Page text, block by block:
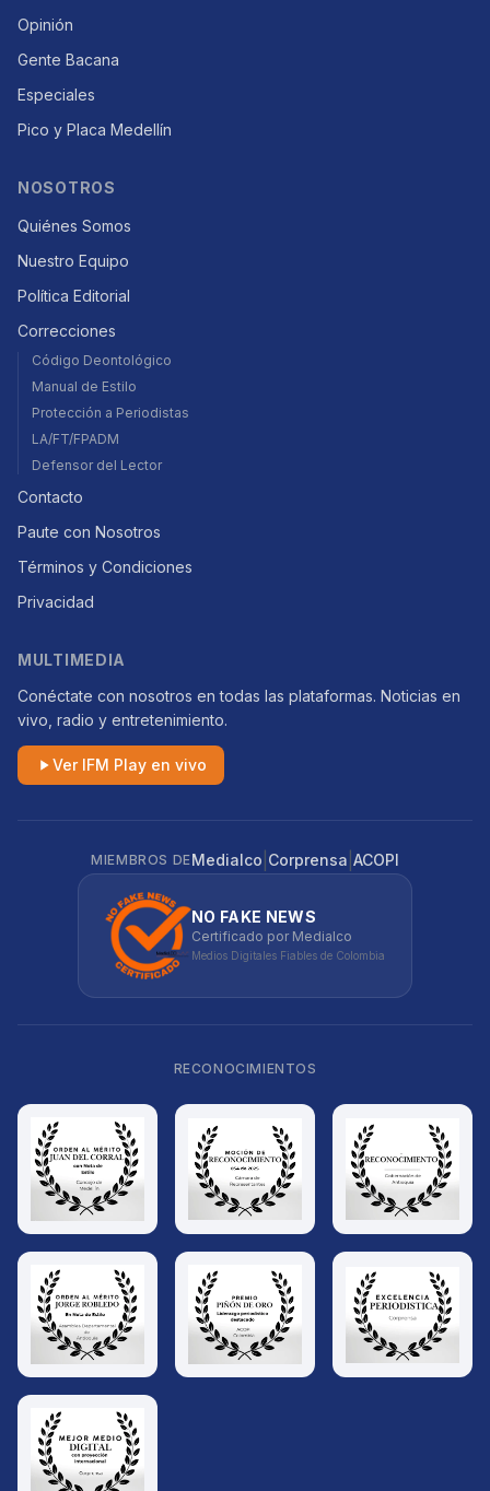
Opinión
Gente Bacana
Especiales
Pico y Placa Medellín
NOSOTROS
Quiénes Somos
Nuestro Equipo
Política Editorial
Correcciones
Código Deontológico
Manual de Estilo
Protección a Periodistas
LA/FT/FPADM
Defensor del Lector
Contacto
Paute con Nosotros
Términos y Condiciones
Privacidad
MULTIMEDIA
Conéctate con nosotros en todas las plataformas. Noticias en
vivo, radio y entretenimiento.
Ver IFM Play en vivo
MIEMBROS DEMedialco Corprensa ACOPI
NO FAKE NEWS
Certificado por Medialco
Medios Digitales Fiables de Colombia
RECONOCIMIENTOS